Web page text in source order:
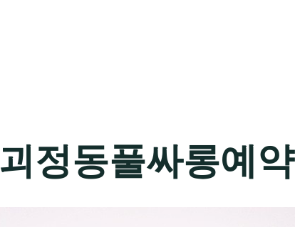
괴정동풀싸롱예약